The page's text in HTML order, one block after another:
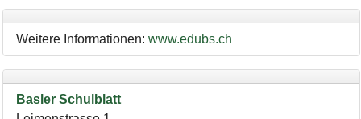
Weitere Informationen: www.edubs.ch
Basler Schulblatt